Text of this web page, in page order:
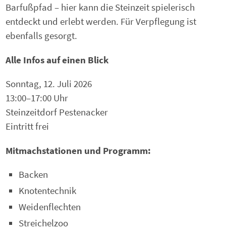
Barfußpfad – hier kann die Steinzeit spielerisch
entdeckt und erlebt werden. Für Verpflegung ist
ebenfalls gesorgt.
Alle Infos auf einen Blick
Sonntag, 12. Juli 2026
13:00–17:00 Uhr
Steinzeitdorf Pestenacker
Eintritt frei
Mitmachstationen und Programm:
Backen
Knotentechnik
Weidenflechten
Streichelzoo